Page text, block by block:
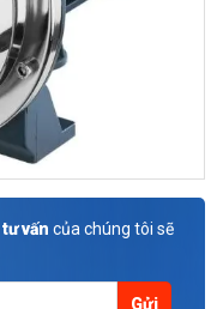
vấn của chúng tôi sẽ